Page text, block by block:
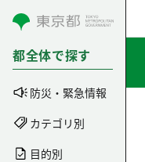
コンテンツにスキップ
都全体で探す
防災・緊急情報
カテゴリ別
目的別